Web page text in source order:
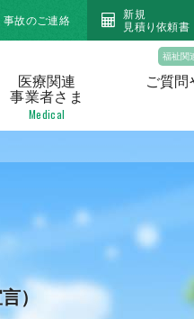
医療関連
事業者さま
Medical
福祉関
ご質問
事故のご連絡
新規
見積り依頼書
）